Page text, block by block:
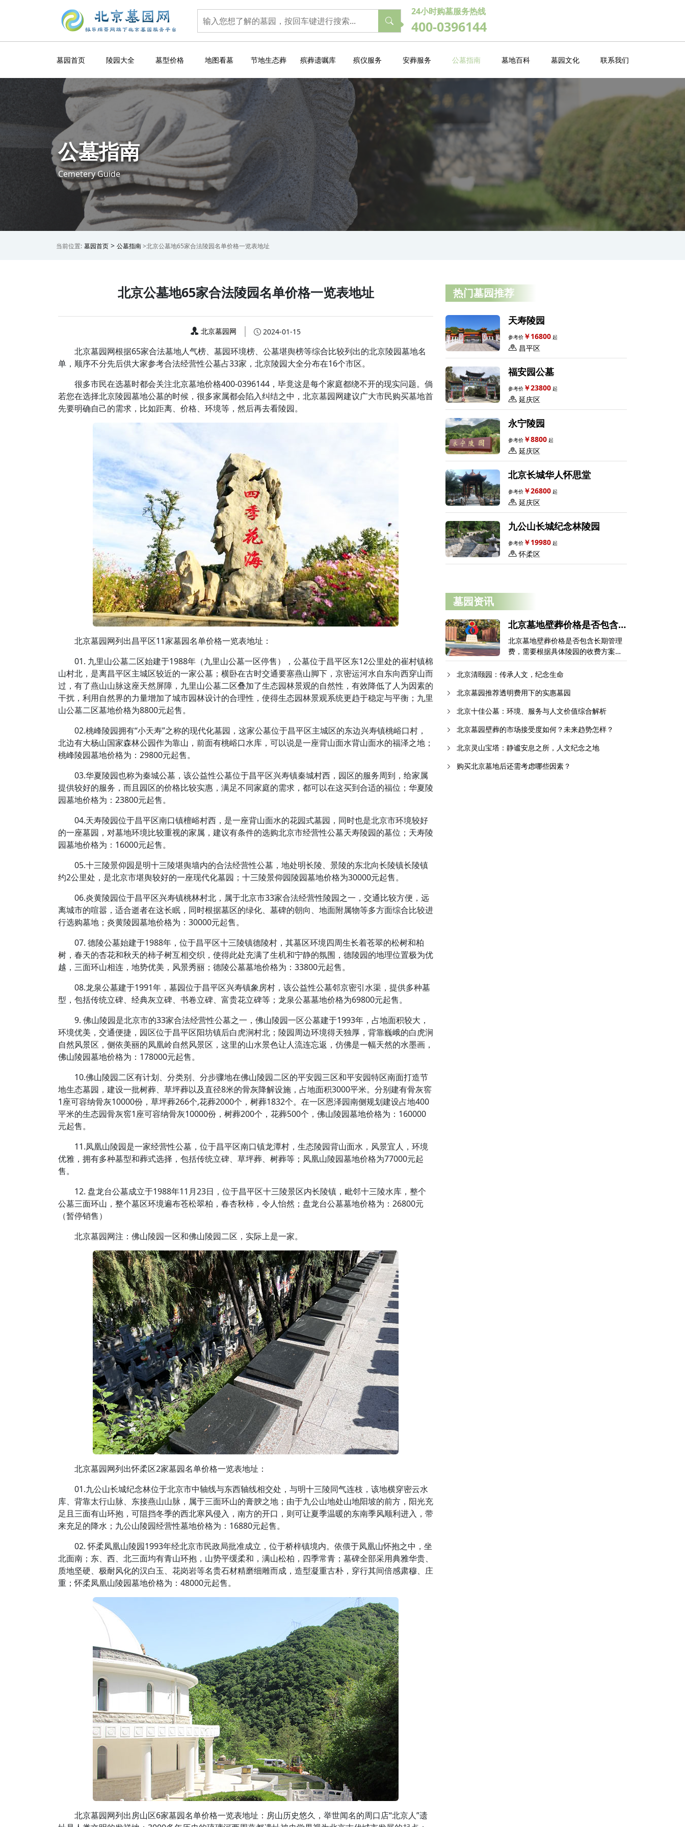
24小时购墓服务热线
400-0396144
墓园首页 陵园大全 墓型价格 地图看墓 节地生态葬 殡葬遗嘱库 殡仪服务 安葬服务 公墓指南 墓地百科 墓园文化 联系我们
公墓指南
Cemetery Guide
当前位置: 墓园首页 > 公墓指南>北京公墓地65家合法陵园名单价格一览表地址
北京公墓地65家合法陵园名单价格一览表地址
北京墓园网 2024-01-15
北京墓园网根据65家合法墓地人气榜、墓园环境榜、公墓堪舆榜等综合比较列出的北京陵园墓地名
单，顺序不分先后供大家参考合法经营性公墓占33家，北京陵园大全分布在16个市区。
很多市民在选墓时都会关注北京墓地价格400-0396144，毕竟这是每个家庭都绕不开的现实问题。倘
若您在选择北京陵园墓地公墓的时候，很多家属都会陷入纠结之中，北京墓园网建议广大市民购买墓地首
先要明确自己的需求，比如距离、价格、环境等，然后再去看陵园。
北京墓园网列出昌平区11家墓园名单价格一览表地址：
01. 九里山公墓二区始建于1988年（九里山公墓一区停售），公墓位于昌平区东12公里处的崔村镇棉
山村北，是离昌平区主城区较近的一家公墓；横卧在古时交通要塞燕山脚下，京密运河水自东向西穿山而
过，有了燕山山脉这座天然屏障，九里山公墓二区叠加了生态园林景观的自然性，有效降低了人为因素的
干扰，利用自然界的力量增加了城市园林设计的合理性，使得生态园林景观系统更趋于稳定与平衡；九里
山公墓二区墓地价格为8800元起售。
02.桃峰陵园拥有“小天寿”之称的现代化墓园，这家公墓位于昌平区主城区的东边兴寿镇桃峪口村，
北边有大杨山国家森林公园作为靠山，前面有桃峪口水库，可以说是一座背山面水背山面水的福泽之地；
桃峰陵园墓地价格为：29800元起售。
03.华夏陵园也称为秦城公墓，该公益性公墓位于昌平区兴寿镇秦城村西，园区的服务周到，给家属
提供较好的服务，而且园区的价格比较实惠，满足不同家庭的需求，都可以在这买到合适的福位；华夏陵
园墓地价格为：23800元起售。
04.天寿陵园位于昌平区南口镇檀峪村西，是一座背山面水的花园式墓园，同时也是北京市环境较好
的一座墓园，对墓地环境比较重视的家属，建议有条件的选购北京市经营性公墓天寿陵园的墓位；天寿陵
园墓地价格为：16000元起售。
05.十三陵景仰园是明十三陵堪舆墙内的合法经营性公墓，地处明长陵、景陵的东北向长陵镇长陵镇
约2公里处，是北京市堪舆较好的一座现代化墓园；十三陵景仰园陵园墓地价格为30000元起售。
06.炎黄陵园位于昌平区兴寿镇桃林村北，属于北京市33家合法经营性陵园之一，交通比较方便，远
离城市的喧嚣，适合逝者在这长眠，同时根据墓区的绿化、墓碑的朝向、地面附属物等多方面综合比较进
行选购墓地；炎黄陵园墓地价格为：30000元起售。
07. 德陵公墓始建于1988年，位于昌平区十三陵镇德陵村，其墓区环境四周生长着苍翠的松树和柏
树，春天的杏花和秋天的柿子树互相交织，使得此处充满了生机和宁静的氛围，德陵园的地理位置极为优
越，三面环山相连，地势优美，风景秀丽；德陵公墓墓地价格为：33800元起售。
08.龙泉公墓建于1991年，墓园位于昌平区兴寿镇象房村，该公益性公墓邻京密引水渠，提供多种墓
型，包括传统立碑、经典灰立碑、书卷立碑、富贵花立碑等；龙泉公墓墓地价格为69800元起售。
9. 佛山陵园是北京市的33家合法经营性公墓之一，佛山陵园一区公墓建于1993年，占地面积较大，
环境优美，交通便捷，园区位于昌平区阳坊镇后白虎涧村北；陵园周边环境得天独厚，背靠巍峨的白虎涧
自然风景区，侧依美丽的凤凰岭自然风景区，这里的山水景色让人流连忘返，仿佛是一幅天然的水墨画，
佛山陵园墓地价格为：178000元起售。
10.佛山陵园二区有计划、分类别、分步骤地在佛山陵园二区的平安园三区和平安园特区南面打造节
地生态墓园，建设一批树葬、草坪葬以及直径8米的骨灰降解设施，占地面积3000平米。分别建有骨灰窖
1座可容纳骨灰10000份，草坪葬266个,花葬2000个，树葬1832个。在一区恩泽园南侧规划建设占地400
平米的生态园骨灰窖1座可容纳骨灰10000份，树葬200个，花葬500个，佛山陵园墓地价格为：160000
元起售。
11.凤凰山陵园是一家经营性公墓，位于昌平区南口镇龙潭村，生态陵园背山面水，风景宜人，环境
优雅，拥有多种墓型和葬式选择，包括传统立碑、草坪葬、树葬等；凤凰山陵园墓地价格为77000元起
售。
12. 盘龙台公墓成立于1988年11月23日，位于昌平区十三陵景区内长陵镇，毗邻十三陵水库，整个
公墓三面环山，整个墓区环境遍布苍松翠柏，春杏秋柿，令人怡然；盘龙台公墓墓地价格为：26800元
（暂停销售）
北京墓园网注：佛山陵园一区和佛山陵园二区，实际上是一家。
北京墓园网列出怀柔区2家墓园名单价格一览表地址：
01.九公山长城纪念林位于北京市中轴线与东西轴线相交处，与明十三陵同气连枝，该地横穿密云水
库、背靠太行山脉、东接燕山山脉，属于三面环山的膏腴之地；由于九公山地处山地阳坡的前方，阳光充
足且三面有山环抱，可阻挡冬季的西北寒风侵入，南方的开口，则可让夏季温暖的东南季风顺利进入，带
来充足的降水；九公山陵园经营性墓地价格为：16880元起售。
02. 怀柔凤凰山陵园1993年经北京市民政局批准成立，位于桥梓镇境内。依偎于凤凰山怀抱之中，坐
北面南；东、西、北三面均有青山环抱，山势平缓柔和，满山松柏，四季常青；墓碑全部采用典雅华贵、
质地坚硬、极耐风化的汉白玉、花岗岩等名贵石材精磨细雕而成，造型凝重古朴，穿行其间倍感肃穆、庄
重；怀柔凤凰山陵园墓地价格为：48000元起售。
北京墓园网列出房山区6家墓园名单价格一览表地址：房山历史悠久，举世闻名的周口店“北京人”遗
热门墓园推荐
天寿陵园
参考价￥16800起
昌平区
福安园公墓
参考价￥23800起
延庆区
永宁陵园
参考价￥8800起
延庆区
北京长城华人怀思堂
参考价￥26800起
延庆区
九公山长城纪念林陵园
参考价￥19980起
怀柔区
墓园资讯
北京墓地壁葬价格是否包含
长期管理费？是否有额外收
费？
北京墓地壁葬价格是否包含长期管理
费，需要根据具体陵园的收费方案确
定。有些机构会将一定期限管理服务
纳入整体费用，也有部分需要单独收
务、特殊仪式以及后期增值服务可能
北京清颐园：传承人文，纪念生命
北京墓园推荐透明费用下的实惠墓园
北京十佳公墓：环境、服务与人文价值综合解析
北京墓园壁葬的市场接受度如何？未来趋势怎样？
北京灵山宝塔：静谧安息之所，人文纪念之地
购买北京墓地后还需考虑哪些因素？